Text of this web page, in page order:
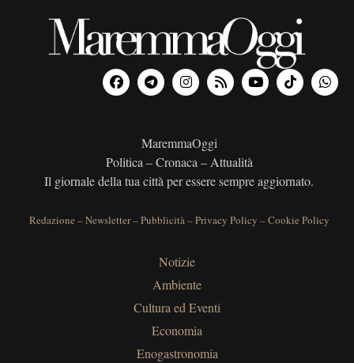
MaremmaOggi
Politica – Cronaca – Attualità
Il giornale della tua città per essere sempre aggiornato.
Redazione –Newsletter–Pubblicità–Privacy Policy –Cookie Policy
Notizie
Ambiente
Cultura ed Eventi
Economia
Enogastronomia